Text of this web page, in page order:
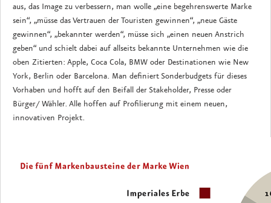
aus, das Image zu verbessern, man wolle „eine begehrenswerte Marke
sein“, „müsse das Vertrauen der Touristen gewinnen“, „neue Gäste
gewinnen“, „bekannter werden“, müsse sich „einen neuen Anstrich
geben“ und schielt dabei auf allseits bekannte Unternehmen wie die
oben Zitierten: Apple, Coca Cola, BMW oder Destinationen wie New
York, Berlin oder Barcelona. Man definiert Sonderbudgets für dieses
Vorhaben und hofft auf den Beifall der Stakeholder, Presse oder
Bürger/ Wähler. Alle hoffen auf Profilierung mit einem neuen,
innovativen Projekt.